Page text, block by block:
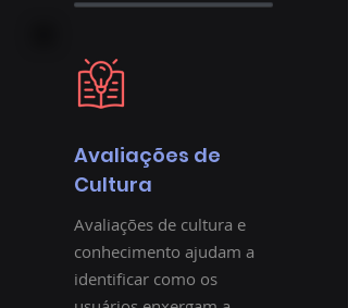
Avaliações de
Cultura
Avaliações de cultura e
conhecimento ajudam a
identificar como os